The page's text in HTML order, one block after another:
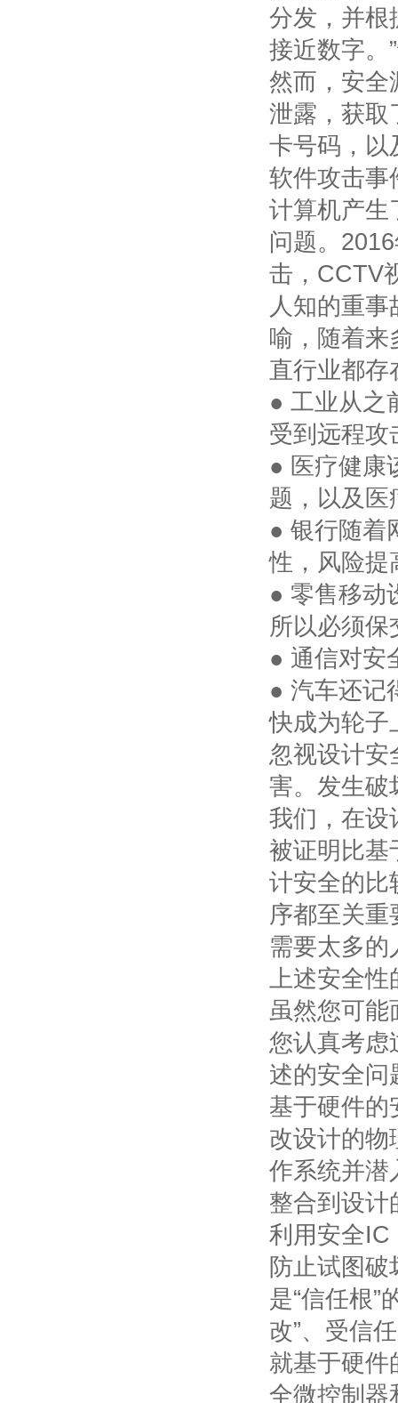
分发，并根
接近数字。
然而，安全
泄露，获取
卡号码，以
软件攻击事
计算机产生
问题。 2016
击， CCTV
人知的重
喻，随着来
直行业都存
● 工业从之
受到远程攻
● 医疗健康
题，以及医
● 银行随着
性，风险提
● 零售移动
所以必须
● 通信对安
● 汽车还记
快成为轮子
忽视设计安
害。发生破
我们，在设
被证明比基
计安全的比
序都至关重
需要太多的
上述安全
虽然您可
您认真考虑
述的安全问
基于硬件的
改设计的物
作系统并潜
整合到设计
利用安全IC
防止试图
是“信任根”
改”、受信
就基于硬件
全微控制器